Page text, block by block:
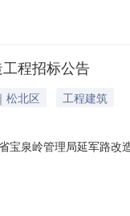
程招标公告
松北区
工程建筑
宝泉岭管理局延军路
：路长1101.7m，改